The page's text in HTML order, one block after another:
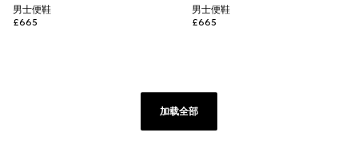
男士便鞋
£665
男士便鞋
£665
加载全部